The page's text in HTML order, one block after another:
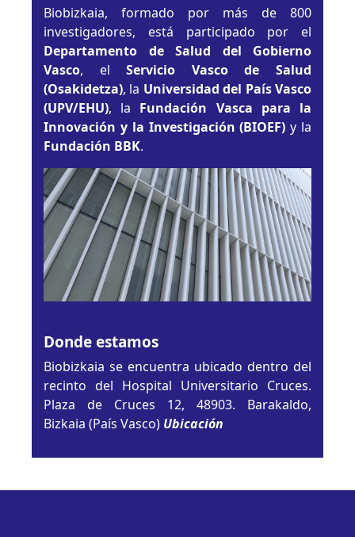
Biobizkaia, formado por más de 800
investigadores, está participado por el
Departamento de Salud del Gobierno
Vasco, elServicio Vasco de Salud
(Osakidetza), la Universidad del País Vasco
(UPV/EHU), la Fundación Vasca para la
Innovación y la Investigación (BIOEF) y la
Fundación BBK.
Donde estamos
Biobizkaia se encuentra ubicado dentro del
recinto del Hospital Universitario Cruces.
Plaza de Cruces 12, 48903. Barakaldo,
Bizkaia (País Vasco) Ubicación